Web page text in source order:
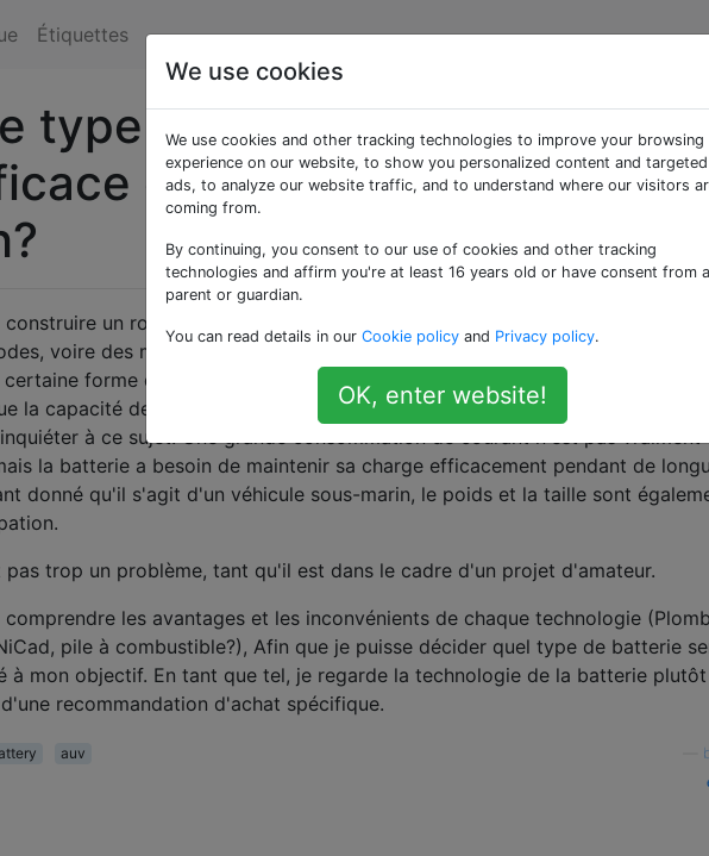
Étiquettes
type de batterie
compte tenu de la taille
construire un robot de planeur sous-marin qui devra rester autonome
voire des mois. La consommation d'énergie devrait être minimale, et je
certaine forme de dispositif de charge (comme un chargeur solaire), mais
la capacité de la batterie soit suffisamment grande, donc je n'ai pas vraiment
à ce sujet. Une grande consommation de courant n'est pas vraiment
la batterie a besoin de maintenir sa charge efficacement pendant de
donné qu'il s'agit d'un véhicule sous-marin, le poids et la taille sont
pas trop un problème, tant qu'il est dans le cadre d'un projet d'amateur.
comprendre les avantages et les inconvénients de chaque technologie (Plomb
pile à combustible?), Afin que je puisse décider quel type de batterie
à mon objectif. En tant que tel, je regarde la technologie de la batterie
recommandation d'achat spécifique.
auv
We use cookies
We use cookies and other tracking technologies to improve your browsing
experience on our website, to show you personalized content and targeted
ads, to analyze our website traffic, and to understand where our visitors
coming from.
By continuing, you consent to our use of cookies and other tracking
technologies and affirm you're at least 16 years old or have consent from a
parent or guardian.
You can read details in our Cookie policy and Privacy policy.
OK, enter website!